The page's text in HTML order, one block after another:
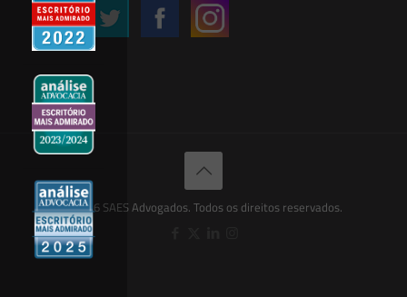
© 2026 SAES Advogados. Todos os direitos reservados.